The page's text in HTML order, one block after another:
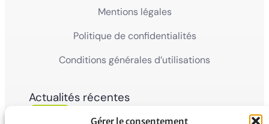
Gérer le consentement
Mentions légales
Politique de confidentialités
Conditions générales d’utilisations
Actualités récentes
La Ville de Mana informe la population qu’un